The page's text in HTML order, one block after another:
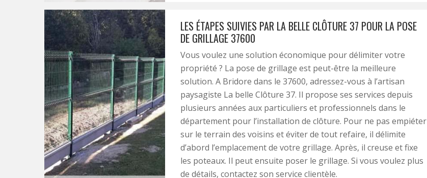
LES ÉTAPES SUIVIES PAR LA BELLE CLÔTURE 37 POUR LA POSE
DE GRILLAGE 37600
Vous voulez une solution économique pour délimiter votre
propriété ? La pose de grillage est peut-être la meilleure
solution. A Bridore dans le 37600, adressez-vous à l’artisan
paysagiste La belle Clôture 37. Il propose ses services depuis
plusieurs années aux particuliers et professionnels dans le
département pour l’installation de clôture. Pour ne pas empiéter
sur le terrain des voisins et éviter de tout refaire, il délimite
d’abord l’emplacement de votre grillage. Après, il creuse et fixe
les poteaux. Il peut ensuite poser le grillage. Si vous voulez plus
de détails, contactez son service clientèle.